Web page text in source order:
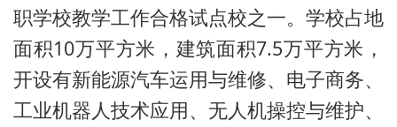
职学校教学工作合格试点校之一。学校占地
面积10万平方米，建筑面积7.5万平方米，
开设有新能源汽车运用与维修、电子商务、
工业机器人技术应用、无人机操控与维护、